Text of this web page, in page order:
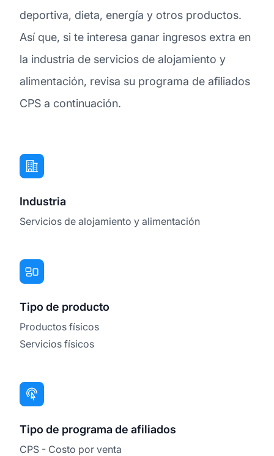
deportiva, dieta, energía y otros productos.
Así que, si te interesa ganar ingresos extra en
la industria de servicios de alojamiento y
alimentación, revisa su programa de afiliados
CPS a continuación.
Industria
Servicios de alojamiento y alimentación
Tipo de producto
Productos físicos
Servicios físicos
Tipo de programa de afiliados
CPS - Costo por venta